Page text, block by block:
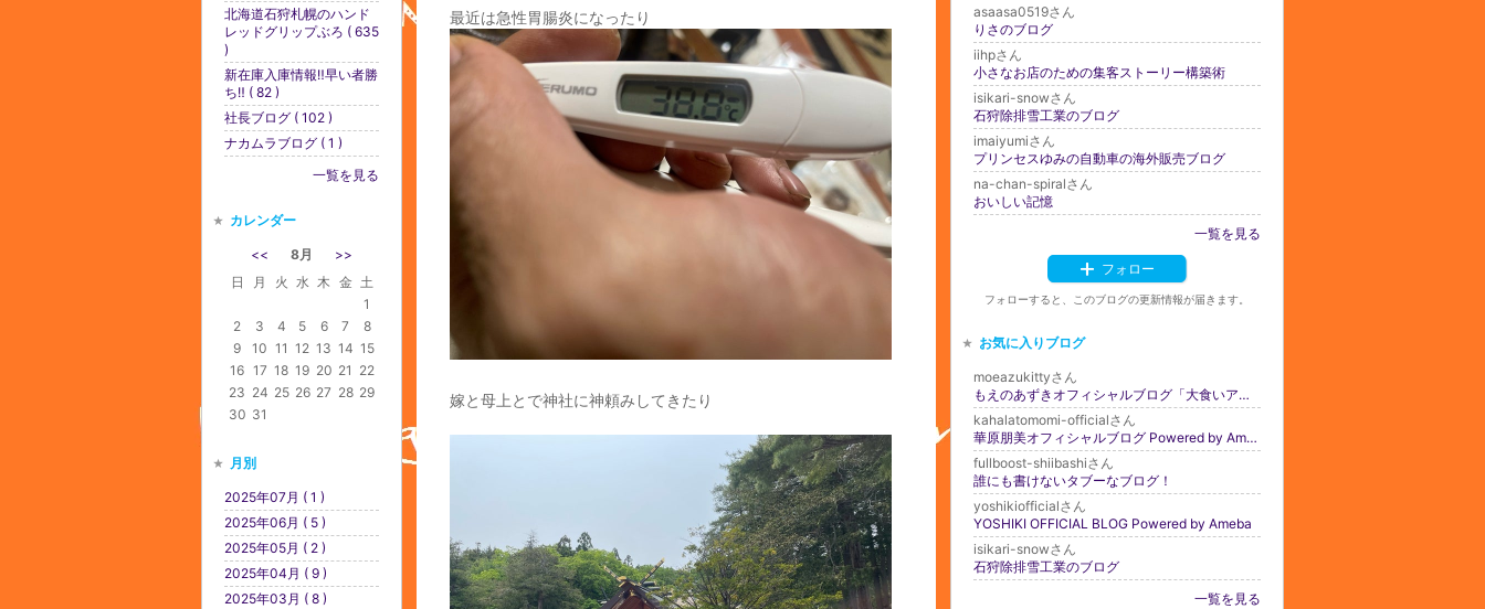
最近は急性胃腸炎になったり
嫁と母上とで神社に神頼みしてきたり
asaasa0519さん
りさのブログ
iihpさん
小さなお店のための集客ストーリー構築術
isikari-snowさん
石狩除排雪工業のブログ
imaiyumiさん
プリンセスゆみの自動車の海外販売ブログ
na-chan-spiralさん
おいしい記憶
一覧を見る
フォロー
フォローすると、このブログの更新情報が届きます。
お気に入りブログ
moeazukittyさん
もえのあずきオフィシャルブログ「大食いアイドル♡もえあずのくいしんぼうブログ」Powered by Ameba
kahalatomomi-officialさん
華原朋美オフィシャルブログ Powered by Ameba
fullboost-shiibashiさん
誰にも書けないタブーなブログ！
yoshikiofficialさん
YOSHIKI OFFICIAL BLOG Powered by Ameba
isikari-snowさん
石狩除排雪工業のブログ
一覧を見る
北海道石狩札幌のハンド
レッドグリップぶろ ( 635
)
新在庫入庫情報‼️早い者勝
ち‼️ ( 82 )
社長ブログ ( 102 )
ナカムラブログ ( 1 )
一覧を見る
カレンダー
<< 8月
>>
日
月 火 水 木 金 土
1
2
3 4 5 6 7
8
9
10 11 12 13 14 15
16 17 18 19 20 21 22
23 24 25 26 27 28 29
30 31
月別
2025年07月 ( 1 )
2025年06月 ( 5 )
2025年05月 ( 2 )
2025年04月 ( 9 )
2025年03月 ( 8 )